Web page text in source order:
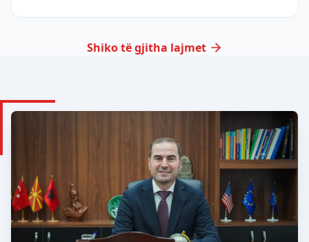
Shiko të gjitha lajmet